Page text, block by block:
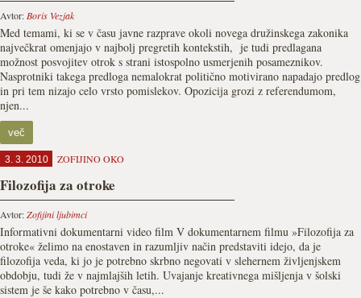
Avtor: Boris Vezjak
Med temami, ki se v času javne razprave okoli novega družinskega zakonika
največkrat omenjajo v najbolj pregretih kontekstih, je tudi predlagana
možnost posvojitev otrok s strani istospolno usmerjenih posameznikov.
Nasprotniki takega predloga nemalokrat politično motivirano napadajo predlog
in pri tem nizajo celo vrsto pomislekov. Opozicija grozi z referendumom,
njen...
več
3. 3. 2010 ZOFIJINO OKO
Filozofija za otroke
Avtor:Zofijini ljubimci
Informativni dokumentarni video film V dokumentarnem filmu »Filozofija za
otroke« želimo na enostaven in razumljiv način predstaviti idejo, da je
filozofija veda, ki jo je potrebno skrbno negovati v slehernem življenjskem
obdobju, tudi že v najmlajših letih. Uvajanje kreativnega mišljenja v šolski
sistem je še kako potrebno v času,...